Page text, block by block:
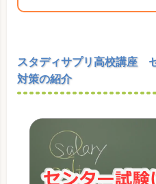
スタディサプリ高校講座
対策の紹介